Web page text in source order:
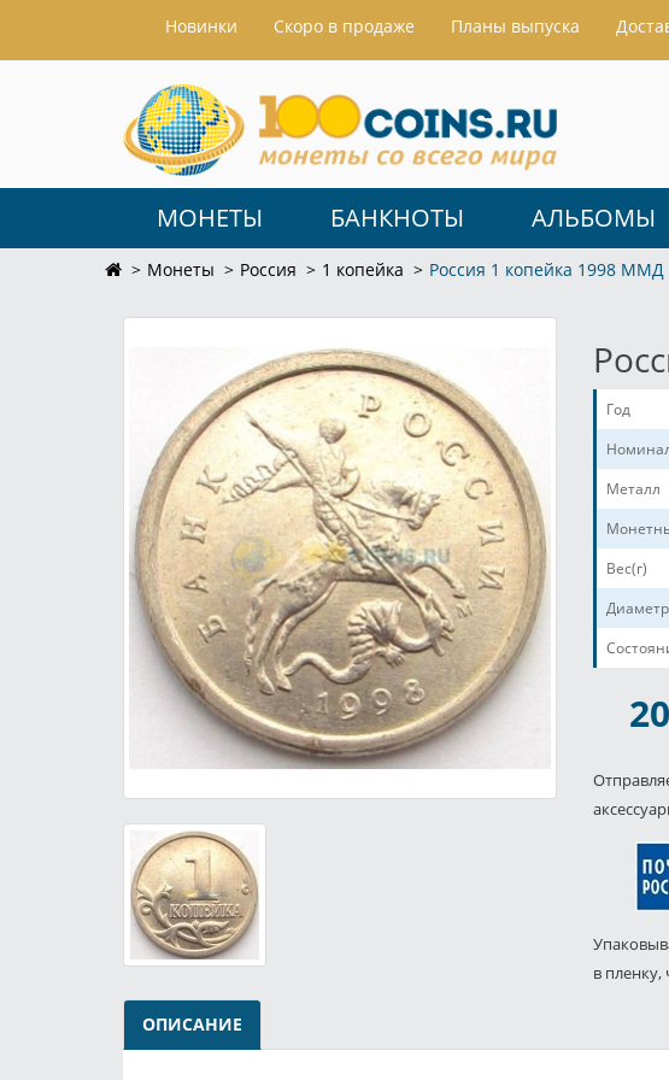
Hовинки Скоро в продаже Планы выпуска
МОНЕТЫ БАНКНОТЫ АЛЬБОМЫ
Монеты Россия 1 копейка Россия 1 копейка 1998 ММД
Год
Металл
Вес(г)
20
в пленку,
ОПИСАНИЕ